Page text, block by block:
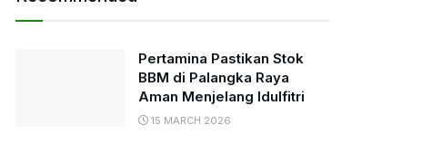
Pertamina Pastikan Stok
BBM di Palangka Raya
Aman Menjelang Idulfitri
15 MARCH 2026